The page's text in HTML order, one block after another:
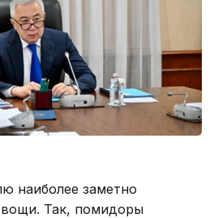
наиболее заметно
Так, помидоры